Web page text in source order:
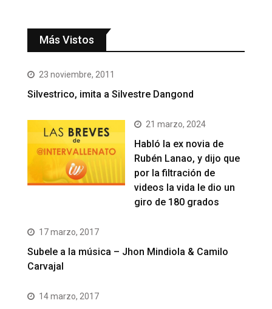
Más Vistos
23 noviembre, 2011
Silvestrico, imita a Silvestre Dangond
21 marzo, 2024
Habló la ex novia de
Rubén Lanao, y dijo que
por la filtración de
videos la vida le dio un
giro de 180 grados
17 marzo, 2017
Subele a la música – Jhon Mindiola & Camilo
Carvajal
14 marzo, 2017